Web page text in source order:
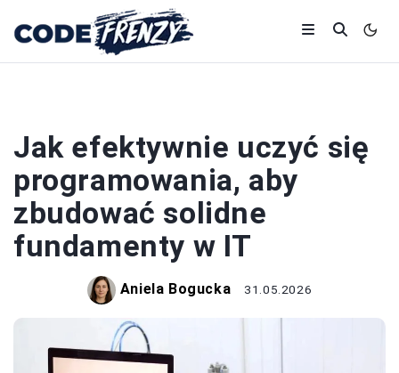
Jak efektywnie uczyć się
programowania, aby
zbudować solidne
fundamenty w IT
Aniela Bogucka 31.05.2026